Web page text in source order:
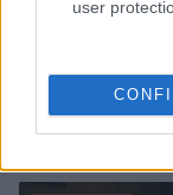
user
Guida al